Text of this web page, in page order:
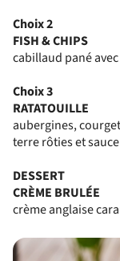
Choix 2
FISH & CHIPS
cabillaud pané
Choix 3
RATATOUILLE
aubergines,
terre rôties et
DESSERT
CRÈME BRULÉE
crème anglaise